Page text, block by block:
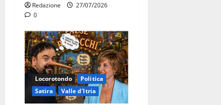
Redazione
27/07/2026
0
Locorotondo
Politica
Satira
Valle d'Itria